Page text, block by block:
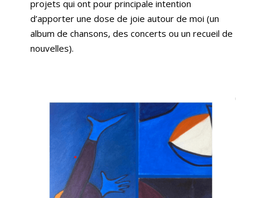
projets qui ont pour principale intention
d’apporter une dose de joie autour de moi (un
album de chansons, des concerts ou un recueil de
nouvelles).